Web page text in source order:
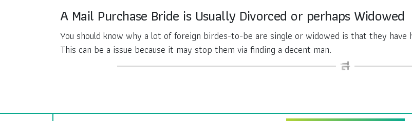
A Mail Purchase Bride is Usually Divorced or perhaps Widowed
You should know why a lot of foreign birdes-to-be are single or widowed is that they
This can be a issue because it may stop them via finding a decent man.